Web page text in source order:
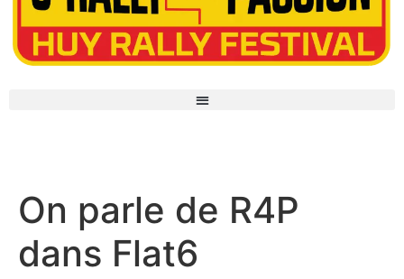
On parle de R4P
dans Flat6